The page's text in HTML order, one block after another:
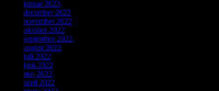
januar 2023
december 2022
november 2022
oktober 2022
september 2022
august 2022
juli 2022
juni 2022
maj 2022
april 2022